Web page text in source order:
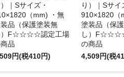
）｜Sサイズ・
（mm) ・無
品（保護塗装無
）F☆☆☆☆認定工場
品
円(税410円)
り）｜Sサイ
910×1820（
塗装品（保
し）
の商品
4,509円(税